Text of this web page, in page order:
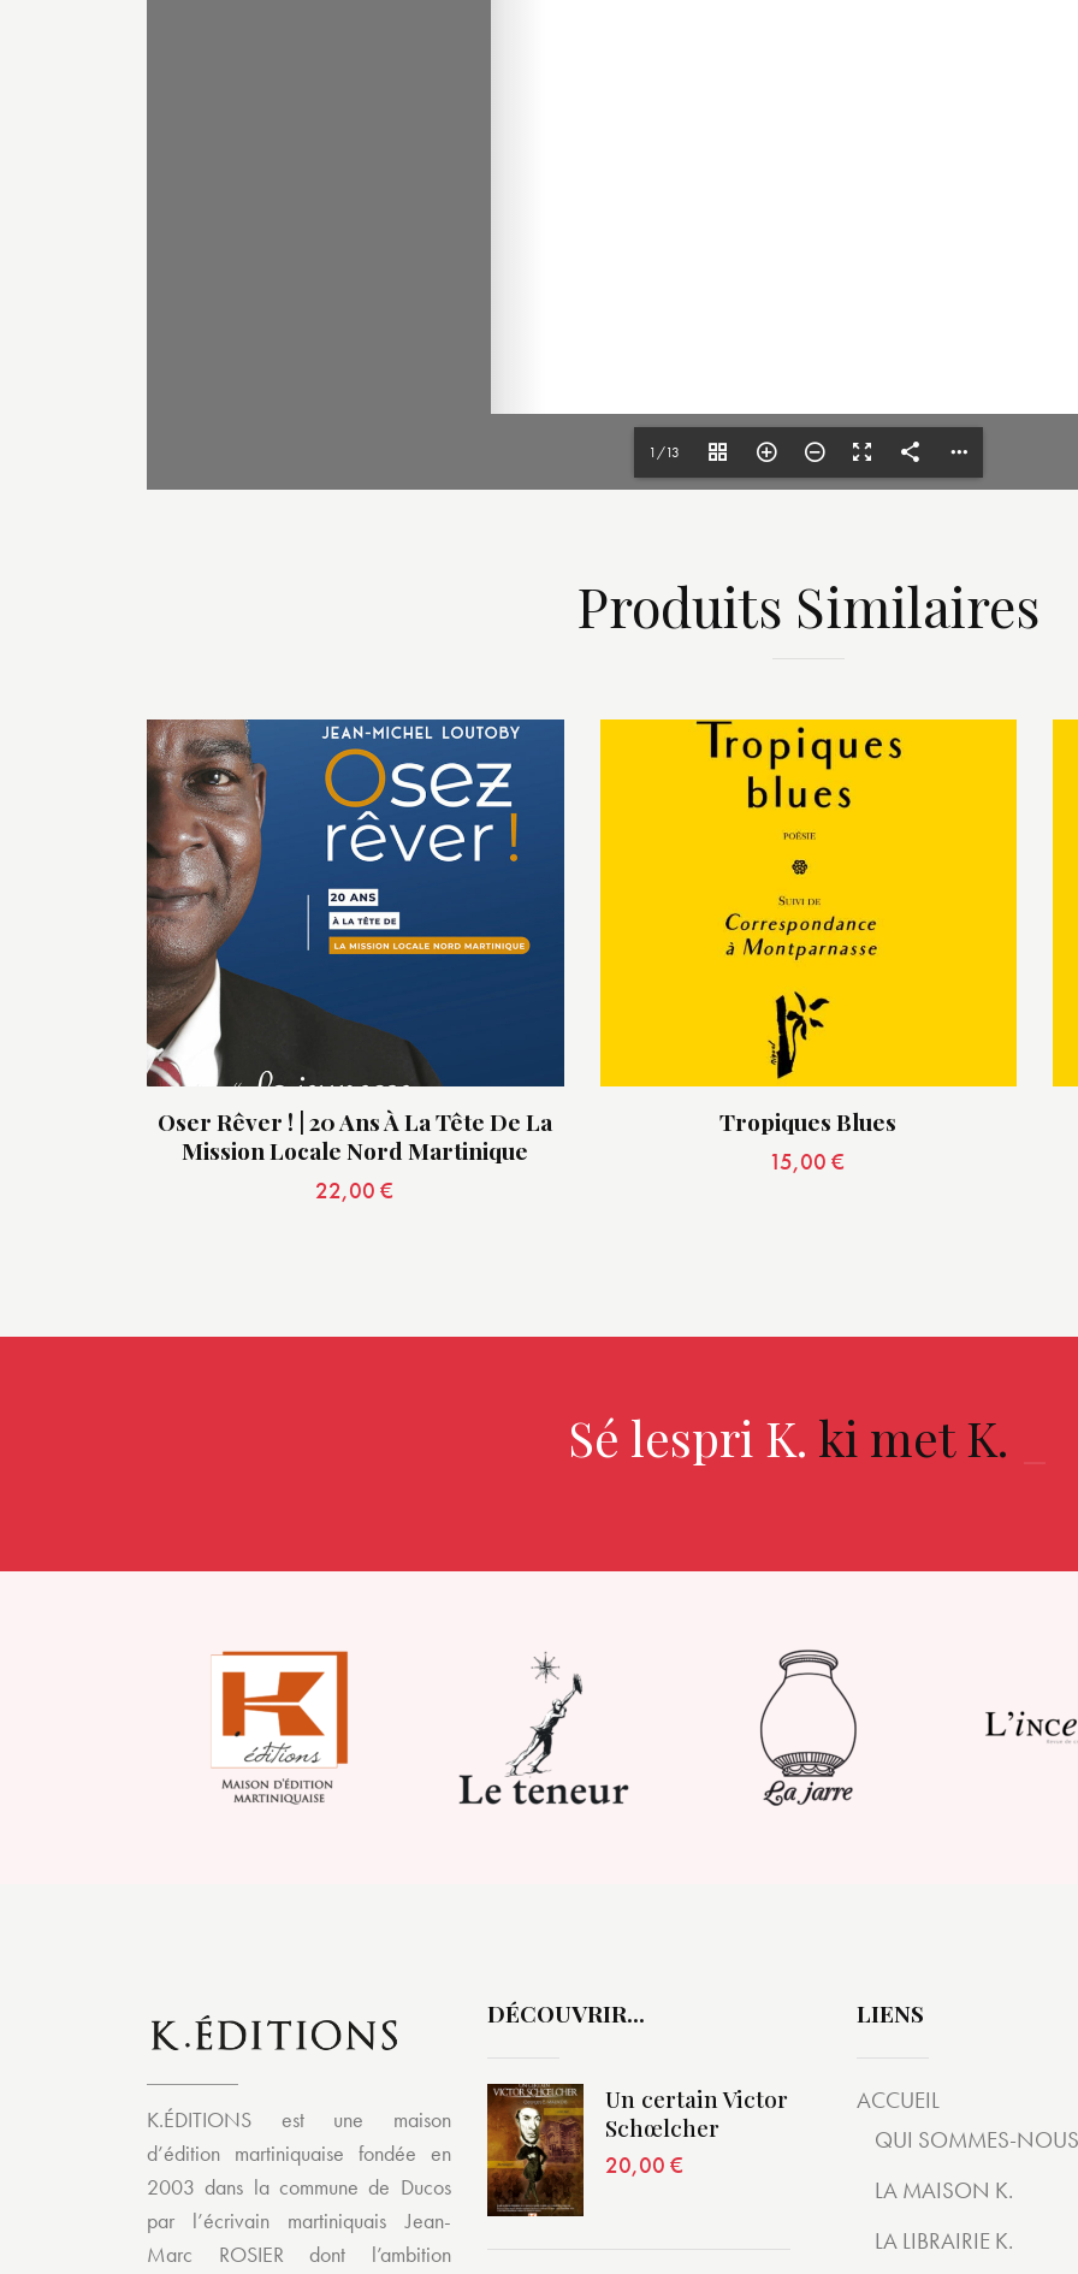
1/13
Produits Similaires
Oser Rêver ! | 20 Ans À La Tête De La
Mission Locale Nord Martinique
22,00 €
Tropiques Blues
15,00€
Sé lespri K. ki met K.
K.ÉDITIONS est une maison
d’édition martiniquaise fondée en
2003 dans la commune de Ducos
par l’écrivain martiniquais Jean-
Marc ROSIER dont l’ambition
DÉCOUVRIR…
Un certain Victor
Schœlcher
20,00 €
LIENS
ACCUEIL
QUI SOMMES-
LA MAISON K.
LA LIBRAIRIE K.